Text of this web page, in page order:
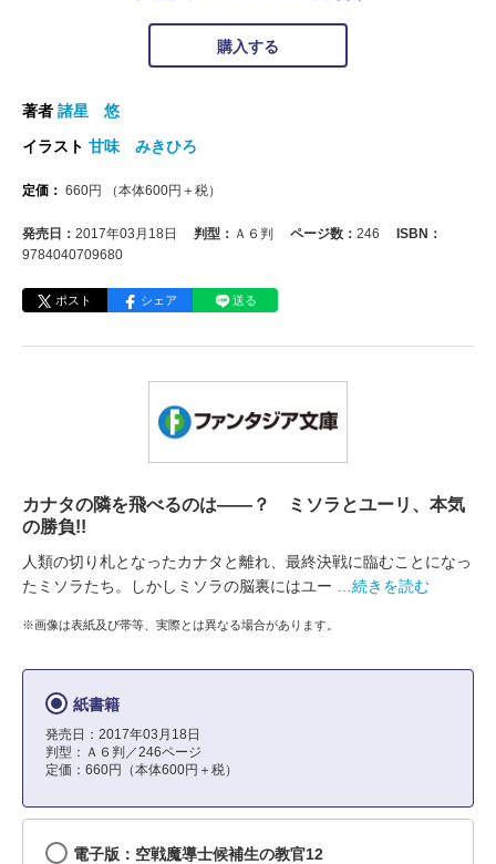
購入する
著者 諸星 悠
イラスト 甘味 みきひろ
定価： 660円 （本体600円＋税）
発売日： 2017年03月18日 判型： Ａ６判 ページ数： 246
ISBN：
9784040709680
ポスト シェア 送る
カナタの隣を飛べるのは――？ ミソラとユーリ、本気
の勝負!!
人類の切り札となったカナタと離れ、最終決戦に臨むことになっ
たミソラたち。しかしミソラの脳裏にはユー
…続きを読む
※画像は表紙及び帯等、実際とは異なる場合があります。
紙書籍
発売日：2017年03月18日
判型：Ａ６判／246ページ
定価：660円（本体600円＋税）
電子版：空戦魔導士候補生の教官12